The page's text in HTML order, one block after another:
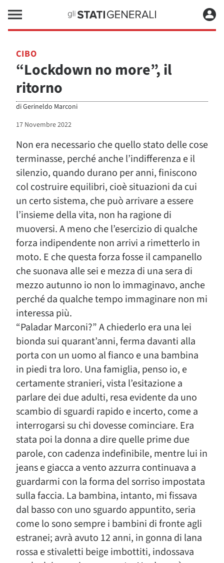
CIBO
“Lockdown no more”, il
ritorno
diGerineldo Marconi
17 Novembre 2022
Non era necessario che quello stato delle cose
terminasse, perché anche l’indifferenza e il
silenzio, quando durano per anni, finiscono
col costruire equilibri, cioè situazioni da cui
un certo sistema, che può arrivare a essere
l’insieme della vita, non ha ragione di
muoversi. A meno che l’esercizio di qualche
forza indipendente non arrivi a rimetterlo in
moto. E che questa forza fosse il campanello
che suonava alle sei e mezza di una sera di
mezzo autunno io non lo immaginavo, anche
perché da qualche tempo immaginare non mi
interessa più.
“Paladar Marconi?” A chiederlo era una lei
bionda sui quarant’anni, ferma davanti alla
porta con un uomo al fianco e una bambina
in piedi tra loro. Una famiglia, penso io, e
certamente stranieri, vista l’esitazione a
parlare dei due adulti, resa evidente da uno
scambio di sguardi rapido e incerto, come a
interrogarsi su chi dovesse cominciare. Era
stata poi la donna a dire quelle prime due
parole, con cadenza indefinibile, mentre lui in
jeans e giacca a vento azzurra continuava a
guardarmi con la forma del sorriso impostata
sulla faccia. La bambina, intanto, mi fissava
dal basso con uno sguardo appuntito, seria
come lo sono sempre i bambini di fronte agli
estranei; avrà avuto 12 anni, in gonna di lana
rossa e stivaletti beige imbottiti, indossava